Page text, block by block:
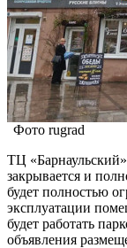
Фото rugrad
ТЦ
закрывается и
будет полностью
эксплуатации
будет работать
объявления